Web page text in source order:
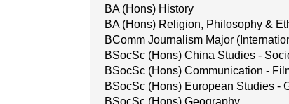
BA (Hons) History
BA (Hons) Religion, Philosophy &
BComm Journalism Major
BSocSc (Hons) China Studies -
BSocSc (Hons) Communication -
BSocSc (Hons) European Studies -
BSocSc (Hons) Geography